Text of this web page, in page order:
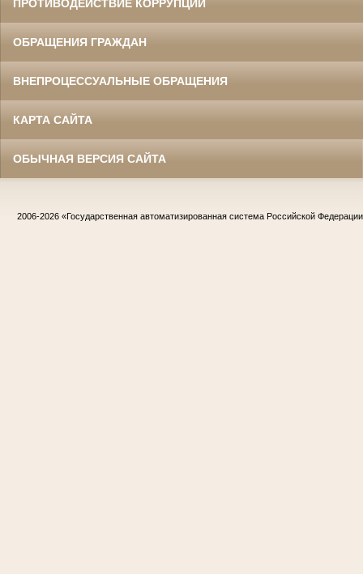
ПРОТИВОДЕЙСТВИЕ КОРРУПЦИИ
ОБРАЩЕНИЯ ГРАЖДАН
ВНЕПРОЦЕССУАЛЬНЫЕ ОБРАЩЕНИЯ
КАРТА САЙТА
ОБЫЧНАЯ ВЕРСИЯ САЙТА
2006-2026 «Государственная автоматизированная система Российской